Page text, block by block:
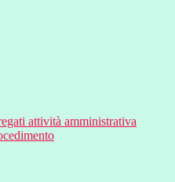
attività amministrativa